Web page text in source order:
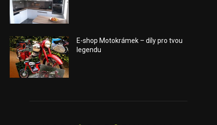
E-shop Motokrámek – díly pro tvou
legendu